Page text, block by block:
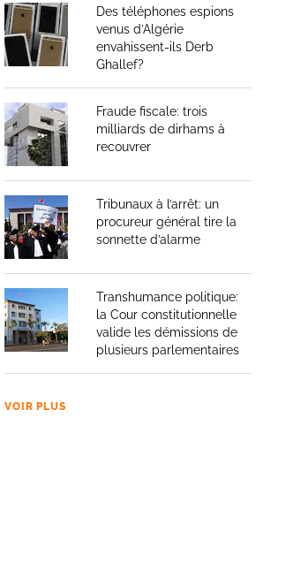
Des téléphones espions
venus d’Algérie
envahissent-ils Derb
Ghallef?
Fraude fiscale: trois
milliards de dirhams à
recouvrer
Tribunaux à l’arrêt: un
procureur général tire la
sonnette d’alarme
Transhumance politique:
la Cour constitutionnelle
valide les démissions de
plusieurs parlementaires
VOIR PLUS